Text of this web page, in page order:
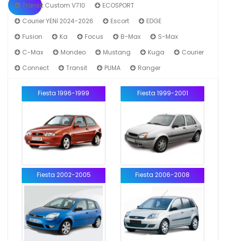
Transit Custom V710
ECOSPORT
Courier YENİ 2024-2026
Escort EDGE
Fusion
Ka Focus B-Max
S-Max
C-Max
Mondeo Mustang Kuga
Courier
Connect
Transit PUMA Ranger
Fiesta 1996-1999 Fiesta 1999-2001
Fiesta 2002-2005 Fiesta 2006-2008